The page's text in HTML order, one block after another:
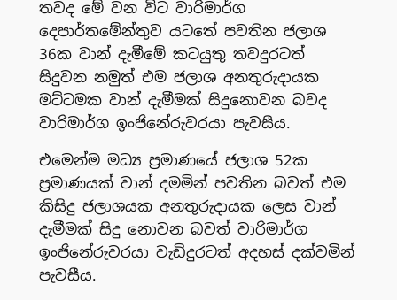
තවද මේ වන විට වාරිමාර්ග
දෙපාර්තමේන්තුව යටතේ පවතින ජලාශ
36ක වාන් දැමීමේ කටයුතු තවදුරටත්
සිදුවන නමුත් එම ජලාශ අනතුරුදායක
මට්ටමක වාන් දැමීමක් සිදුනොවන බවද
වාරිමාර්ග ඉංජිනේරුවරයා පැවසීය.
එමෙන්ම මධ්‍ය ප්‍රමාණයේ ජලාශ 52ක
ප්‍රමාණයක් වාන් දමමින් පවතින බවත් එම
කිසිදු ජලාශයක අනතුරුදායක ලෙස වාන්
දැමීමක් සිදු නොවන බවත් වාරිමාර්ග
ඉංජිනේරුවරයා වැඩිදුරටත් අදහස් දක්වමින්
පැවසීය.